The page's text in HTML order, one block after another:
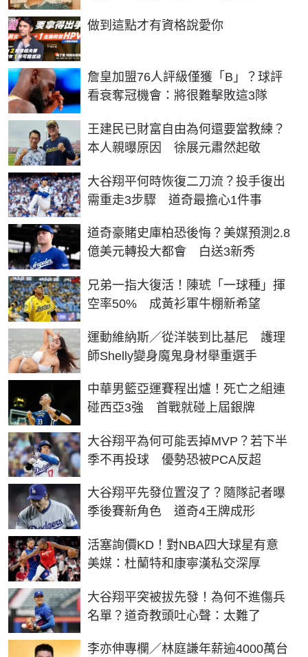
做到這點才有資格說愛你
PR
詹皇加盟76人評級僅獲「B」？球評
看衰奪冠機會：將很難擊敗這3隊
王建民已財富自由為何還要當教練？
本人親曝原因 徐展元肅然起敬
大谷翔平何時恢復二刀流？投手復出
需重走3步驟 道奇最擔心1件事
道奇豪賭史庫柏恐後悔？美媒預測2.8
億美元轉投大都會 白送3新秀
兄弟一指大復活！陳琥「一球種」揮
空率50% 成黃衫軍牛棚新希望
運動維納斯／從洋裝到比基尼 護理
師Shelly變身魔鬼身材舉重選手
中華男籃亞運賽程出爐！死亡之組連
碰西亞3強 首戰就碰上屆銀牌
大谷翔平為何可能丟掉MVP？若下半
季不再投球 優勢恐被PCA反超
大谷翔平先發位置沒了？隨隊記者曝
季後賽新角色 道奇4王牌成形
活塞詢價KD！對NBA四大球星有意
美媒：杜蘭特和康寧漢私交深厚
大谷翔平突被拔先發！為何不進傷兵
名單？道奇教頭吐心聲：太難了
李亦伸專欄／林庭謙年薪逾4000萬台